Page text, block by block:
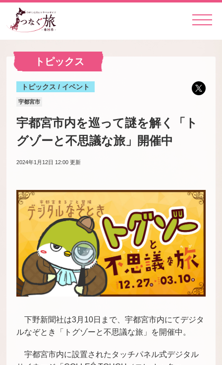
トピックス
トピックス / イベント
宇都宮市
宇都宮市内を巡って謎を解く「ト
グゾーと不思議な旅」開催中
2024年1月12日 12:00 更新
下野新聞社は3月10日まで、宇都宮市内にてデジタ
ルなぞとき「トグゾーと不思議な旅」を開催中。
宇都宮市内に設置されたタッチパネル式デジタル